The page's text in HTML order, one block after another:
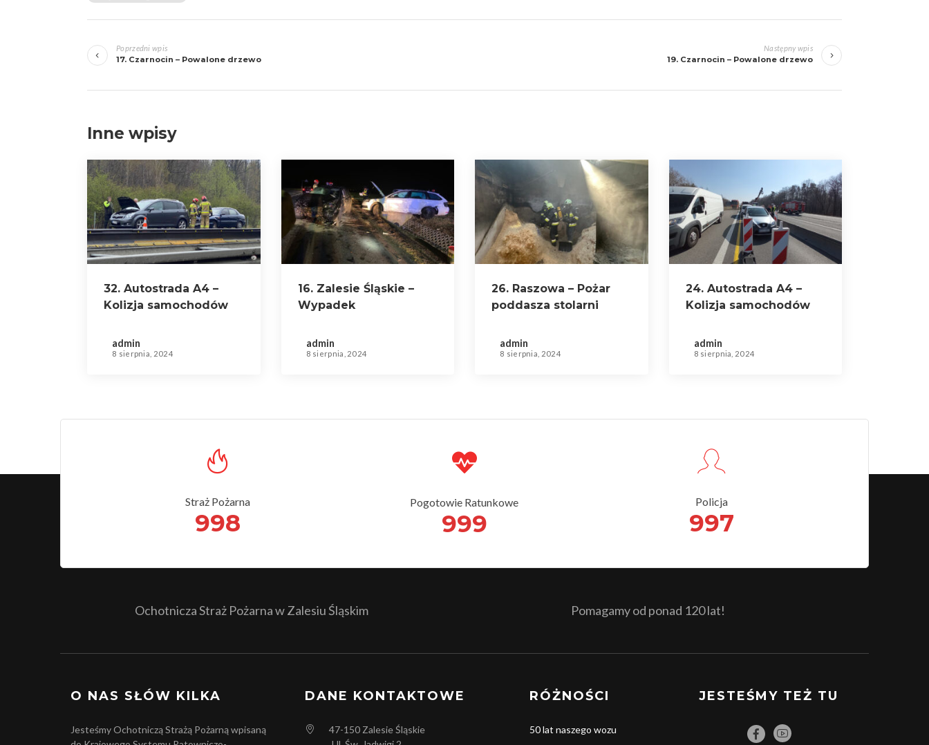
wpisy
Poprzedni wpis
17. Czarnocin – Powalone drzewo
Następny wpis
19. Czarnocin – Powalone drzewo
Inne wpisy
32. Autostrada A4 –
Kolizja samochodów
admin
8 sierpnia, 2024
16. Zalesie Śląskie –
Wypadek
admin
8 sierpnia, 2024
26. Raszowa – Pożar
poddasza stolarni
admin
8 sierpnia, 2024
24. Autostrada A4 –
Kolizja samochodów
admin
8 sierpnia, 2024
Straż Pożarna
998
Pogotowie Ratunkowe
999
Policja
997
Ochotnicza Straż Pożarna w Zalesiu Śląskim Pomagamy od ponad 120 lat!
O NAS SŁÓW KILKA
Jesteśmy Ochotniczą Strażą Pożarną wpisaną
DANE KONTAKTOWE
47-150 Zalesie Śląskie
RÓŻNOŚCI
50 lat naszego wozu
JESTEŚMY TEŻ TU